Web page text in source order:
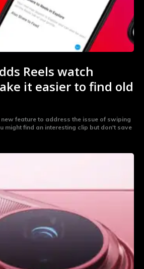
Reels watch
it easier to find old
feature to address the issue of swiping
might find an interesting clip but don't save